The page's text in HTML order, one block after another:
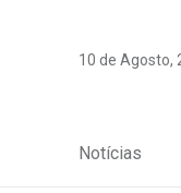
10 de Agosto,
Notícias